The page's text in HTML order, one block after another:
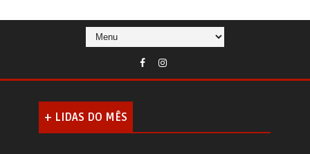
+ LIDAS DO MÊS